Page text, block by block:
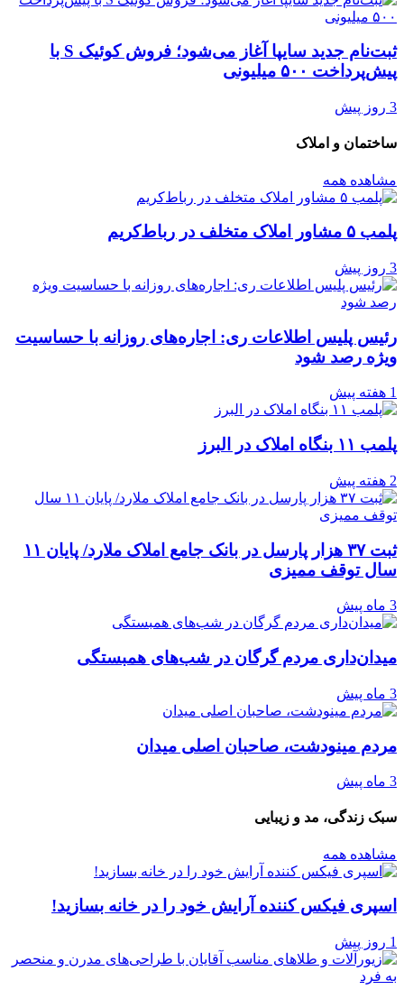
ثبت‌نام جدید سایپا آغاز می‌شود؛ فروش کوئیک S با
پیش‌پرداخت ۵۰۰ میلیونی
3 روز پیش
ساختمان و املاک
مشاهده همه
پلمب ۵ مشاور املاک متخلف در رباط‌کریم
3 روز پیش
رئیس پلیس اطلاعات ری: اجاره‌های روزانه با حساسیت
ویژه رصد شود
1 هفته پیش
پلمب ۱۱ بنگاه املاک در البرز
2 هفته پیش
ثبت ۳۷ هزار پارسل در بانک جامع املاک ملارد/ پایان ۱۱
سال توقف ممیزی
3 ماه پیش
میدان‌داری مردم گرگان در شب‌های همبستگی
3 ماه پیش
مردم مینودشت، صاحبان اصلی میدان
3 ماه پیش
سبک زندگی، مد و زیبایی
مشاهده همه
اسپری فیکس کننده آرایش خود را در خانه بسازید!
1 روز پیش